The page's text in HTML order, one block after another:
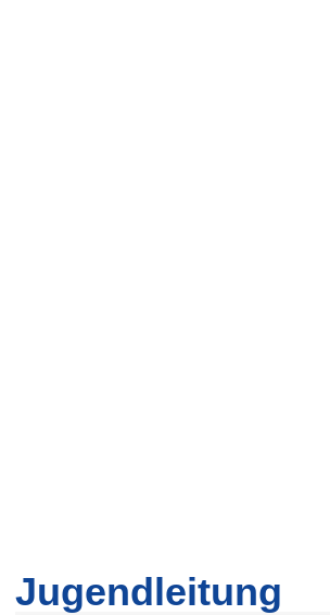
Jugendleitung